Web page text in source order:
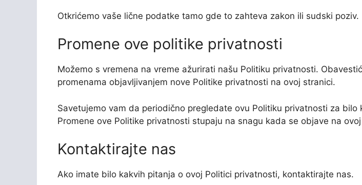
Otkrićemo vaše lične podatke tamo gde to zahteva zakon ili sudski poziv.
Promene ove politike privatnosti
Možemo s vremena na vreme ažurirati našu Politiku privatnosti.
promenama objavljivanjem nove Politike privatnosti na ovoj stranici.
Savetujemo vam da periodično pregledate ovu Politiku privatnosti za bilo
Promene ove Politike privatnosti stupaju na snagu kada se objave na
Kontaktirajte nas
Ako imate bilo kakvih pitanja o ovoj Politici privatnosti, kontaktirajte nas.